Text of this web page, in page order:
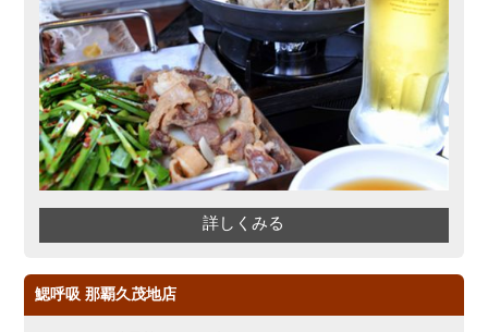
詳しくみる
鰓呼吸 那覇久茂地店